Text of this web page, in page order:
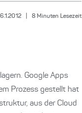
8 Minuten Lesezeit
Google Apps
Prozess gestellt hat
aus der Cloud